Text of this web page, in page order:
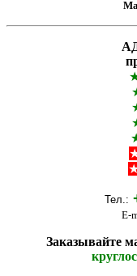
Тел.:
E-
Заказывайте